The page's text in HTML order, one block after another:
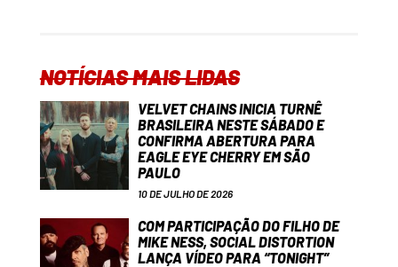
NOTÍCIAS MAIS LIDAS
VELVET CHAINS INICIA TURNÊ
BRASILEIRA NESTE SÁBADO E
CONFIRMA ABERTURA PARA
EAGLE EYE CHERRY EM SÃO
PAULO
10 DE JULHO DE 2026
COM PARTICIPAÇÃO DO FILHO DE
MIKE NESS, SOCIAL DISTORTION
LANÇA VÍDEO PARA “TONIGHT”